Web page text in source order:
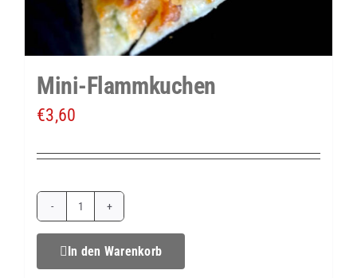
Mini-Flammkuchen
€3,60
Mini-
Flammkuchen
In den Warenkorb